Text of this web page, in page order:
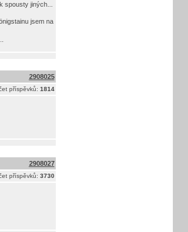
jiných...
jsem na
2908025
příspěvků: 1814
2908027
příspěvků: 3730